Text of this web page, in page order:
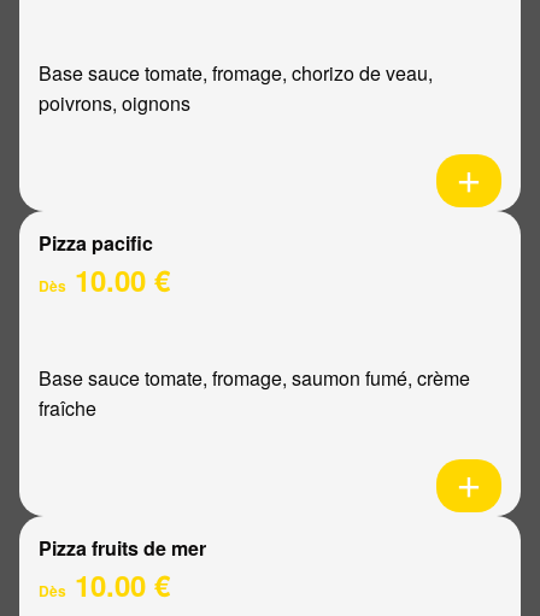
Base sauce tomate, fromage, chorizo de veau,
poivrons, oignons
Pizza pacific
Dès 10.00 €
Base sauce tomate, fromage, saumon fumé, crème
fraîche
Pizza fruits de mer
Dès 10.00 €